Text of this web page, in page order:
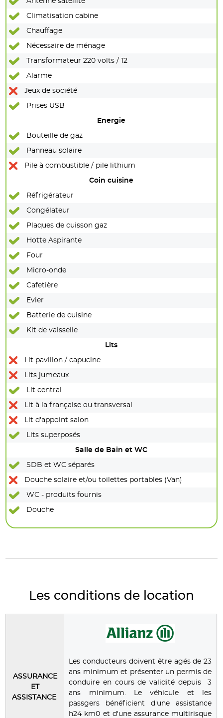
Climatisation cabine
Chauffage
Nécessaire de ménage
Transformateur 220 volts / 12
Alarme
Jeux de société
Prises USB
Energie
Bouteille de gaz
Panneau solaire
Pile à combustible / pile lithium
Coin cuisine
Réfrigérateur
Congélateur
Plaques de cuisson gaz
Hotte Aspirante
Four
Micro-onde
Cafetière
Evier
Batterie de cuisine
Kit de vaisselle
Lits
Lit pavillon / capucine
Lits jumeaux
Lit central
Lit à la française ou transversal
Lit d'appoint salon
Lits superposés
Salle de Bain et WC
SDB et WC séparés
Douche solaire et/ou toilettes portables (Van)
WC - produits fournis
Douche
Les conditions de location
ASSURANCE
ET
ASSISTANCE
Les conducteurs doivent être agés de 23
ans minimum et présenter un permis de
conduire en cours de validité depuis 3
ans minimum. Le véhicule et les
passgers bénéficient d'une assistance
h24 km0 et d'une assurance multirisque